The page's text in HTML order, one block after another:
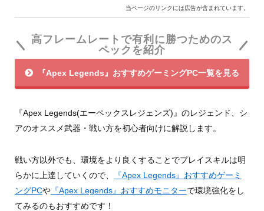
当ページのリンクには広告が含まれています。
高フレームレートで有利に勝つためのス
ペックを紹介
『Apex Legends』おすすめゲーミングPC一覧を見る
『Apex Legends(エーペックスレジェンズ)』のレジェンド、シ
アのオススメ武器・戦い方を初心者向けに解説します。
戦い方以外でも、環境をより良くすることでプレイスキルは明
らかに上達していくので、
『Apex Legends』おすすめゲーミ
ングPCや『Apex Legends』おすすめモニターで環境強化をし
てみるのもおすすめです！